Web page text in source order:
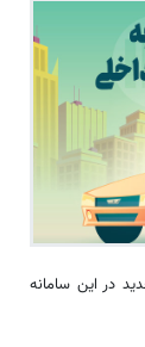
در این سامانه